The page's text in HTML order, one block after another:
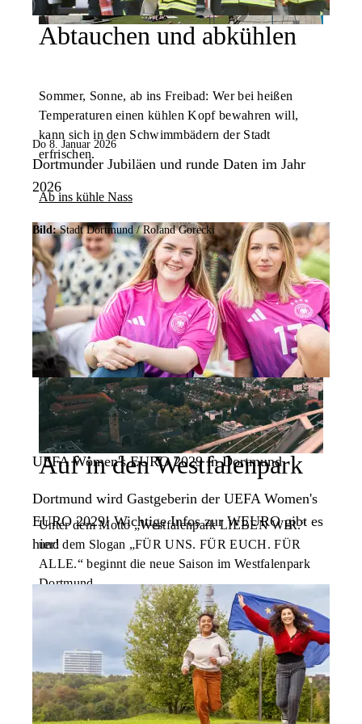
Abtauchen und abkühlen
Sommer, Sonne, ab ins Freibad: Wer bei heißen
Temperaturen einen kühlen Kopf bewahren will,
kann sich in den Schwimmbädern der Stadt
erfrischen.
Ab ins kühle Nass
Bild: Sportwelt Dortmund
Auf in den Westfalenpark
Unter dem Motto „Westfalenpark LIEBEN WIR.“
und dem Slogan „FÜR UNS. FÜR EUCH. FÜR
ALLE.“ beginnt die neue Saison im Westfalenpark
Dortmund.
Zum Jahresprogramm
Bild: Laurin Bräuning
Do 8. Januar 2026
Dortmunder Jubiläen und runde Daten im Jahr
2026
Bild:Stadt Dortmund / Roland Gorecki
UEFAWomen's EURO2029 in Dortmund
Dortmund wird Gastgeberin der UEFA Women's
EURO2029! Wichtige Infos zur WEURO gibt es
hier!